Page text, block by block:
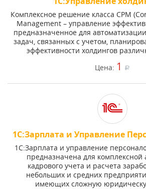
Комплексное решение класса CPM
Management – управление
предназначенное для
задач, связанных с учетом,
эффективности холдингов
Цена: 1 a
1С:Зарплата и Управление
1С:Зарплата и управление
предназначена для комплексной
кадрового учета и расчета
небольших и средних
имеющих сложную